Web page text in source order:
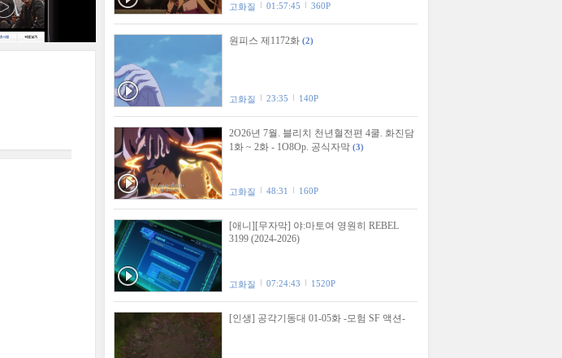
고화질 01:57:45 360P
원피스 제1172화 (2)
고화질 23:35 140P
2O26년 7월. 블리치 천년혈전편 4쿨. 화진담
1화 ~ 2화 - 1O8Op. 공식자막 (3)
고화질 48:31 160P
[애니][무자막] 야:마토여 영원히 REBEL
3199 (2024-2026)
고화질 07:24:43 1520P
[인생] 공각기동대 01-05화 -모험 SF 액션-